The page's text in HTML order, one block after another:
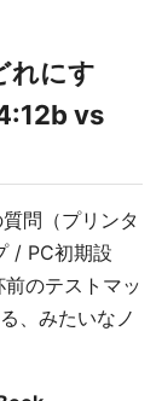
れにす
vs
問（プリンタ
/ PC初期設
のテストマッ
、みたいなノ